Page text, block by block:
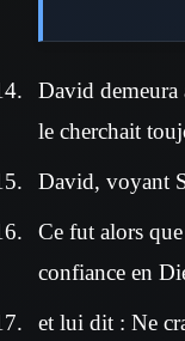
David demeura
le cherchait
David, voyant
Ce fut alors
confiance en
et lui dit : Ne